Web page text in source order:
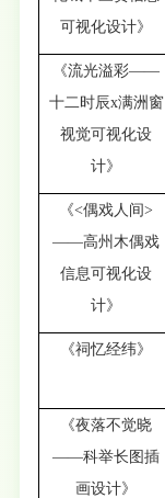
可视化设计》
《流光溢彩——
十二时辰x满洲窗
视觉可视化设
计》
《<偶戏人间>
——高州木偶戏
信息可视化设
计》
《祠忆经纬》
《夜落不觉晓
——科举长图插
画设计》